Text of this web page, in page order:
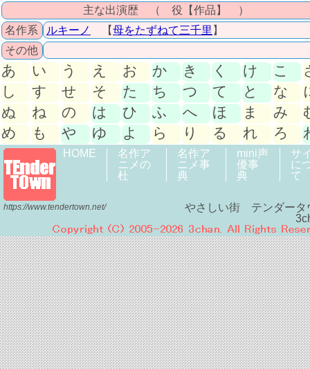
主な出演歴 （ 役【作品】 ）
名作系
ルキーノ 【母をたずねて三千里 】
その他
あ い う え お か き く け こ
し
す せ そ た ち つ て と な
ぬ
ね の は ひ ふ へ ほ ま み
め
も や ゆ よ ら り る れ ろ
https://www.tendertown.net/
HOME
名作ア
ニメの
杜
名作ア
ニメ事
典
mini声
優事
典
サ
に
て
やさしい街 テンダータ